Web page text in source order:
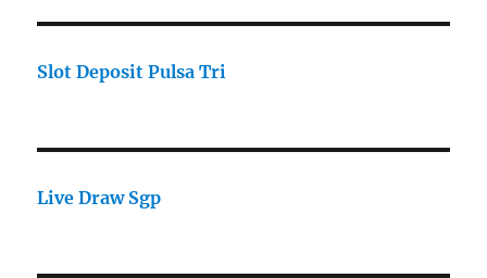
Slot Deposit Pulsa Tri
Live Draw Sgp